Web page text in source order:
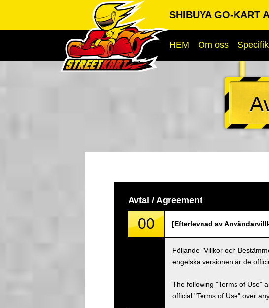
SHIBUYA GO-KART
HEM Om oss
Avtal / Agreement
00 [Efterlevnad av
Följande "Villkor och
engelska versionen är de
The following "Terms of Use"
official "Terms of Use" over